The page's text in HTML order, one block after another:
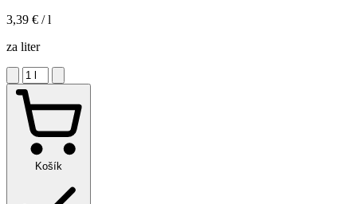
3,39 € / l
za liter
Košík